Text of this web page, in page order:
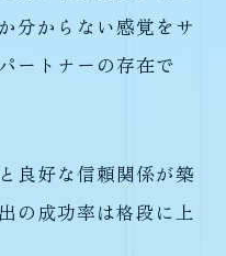
分からない感覚をサ
ートナーの存在で
良好な信頼関係が築
の成功率は格段に上